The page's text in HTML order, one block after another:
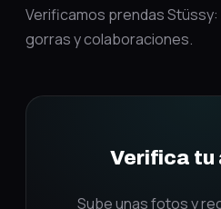
Verificamos prendas
gorras y colaboraciones.
Verifica tu
Sube unas fotos y